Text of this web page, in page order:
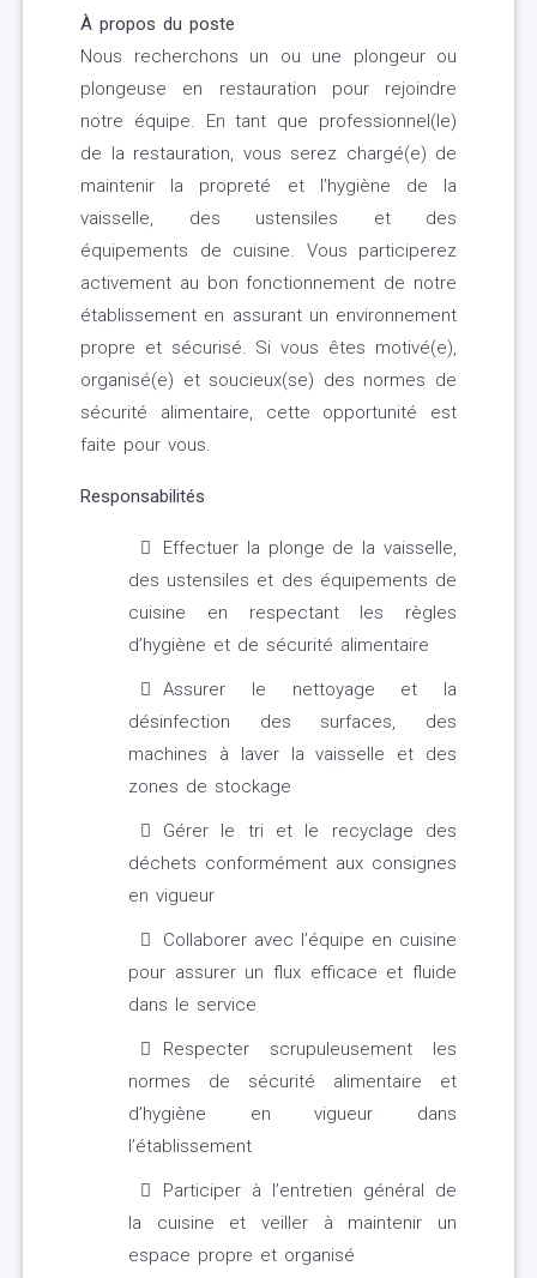
À propos du poste
Nous recherchons un ou une plongeur ou
plongeuse en restauration pour rejoindre
notre équipe. En tant que professionnel(le)
de la restauration, vous serez chargé(e) de
maintenir la propreté et l’hygiène de la
vaisselle, des ustensiles et des
équipements de cuisine. Vous participerez
activement au bon fonctionnement de notre
établissement en assurant un environnement
propre et sécurisé. Si vous êtes motivé(e),
organisé(e) et soucieux(se) des normes de
sécurité alimentaire, cette opportunité est
faite pour vous.
Responsabilités
Effectuer la plonge de la vaisselle,
des ustensiles et des équipements de
cuisine en respectant les règles
d’hygiène et de sécurité alimentaire
Assurer le nettoyage et la
désinfection des surfaces, des
machines à laver la vaisselle et des
zones de stockage
Gérer le tri et le recyclage des
déchets conformément aux consignes
en vigueur
Collaborer avec l’équipe en cuisine
pour assurer un flux efficace et fluide
dans le service
Respecter scrupuleusement les
normes de sécurité alimentaire et
d’hygiène en vigueur dans
l’établissement
Participer à l’entretien général de
la cuisine et veiller à maintenir un
espace propre et organisé